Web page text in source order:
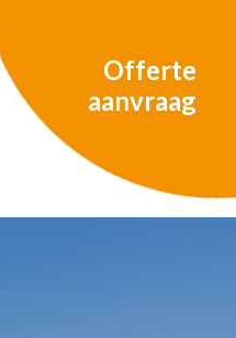
Offerte
aanvraag